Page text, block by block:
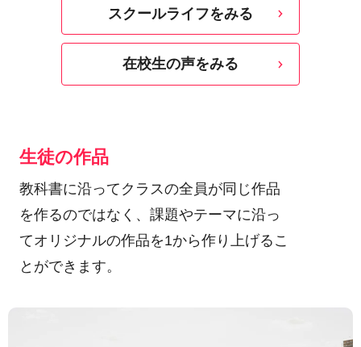
スクールライフをみる
在校生の声をみる
生徒の作品
教科書に沿ってクラスの全員が同じ作品
を作るのではなく、課題やテーマに沿っ
てオリジナルの作品を1から作り上げるこ
とができます。